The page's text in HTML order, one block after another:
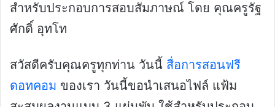
สำหรับประกอบการสอบสัมภาษณ์ โดย คุณครูรัฐ
ศักดิ์ อุทโท
สวัสดีครับคุณครูทุกท่าน วันนี้ สื่อการสอนฟรี
ดอทคอม ของเรา วันนี้ขอนำเสนอไฟล์ แฟ้ม